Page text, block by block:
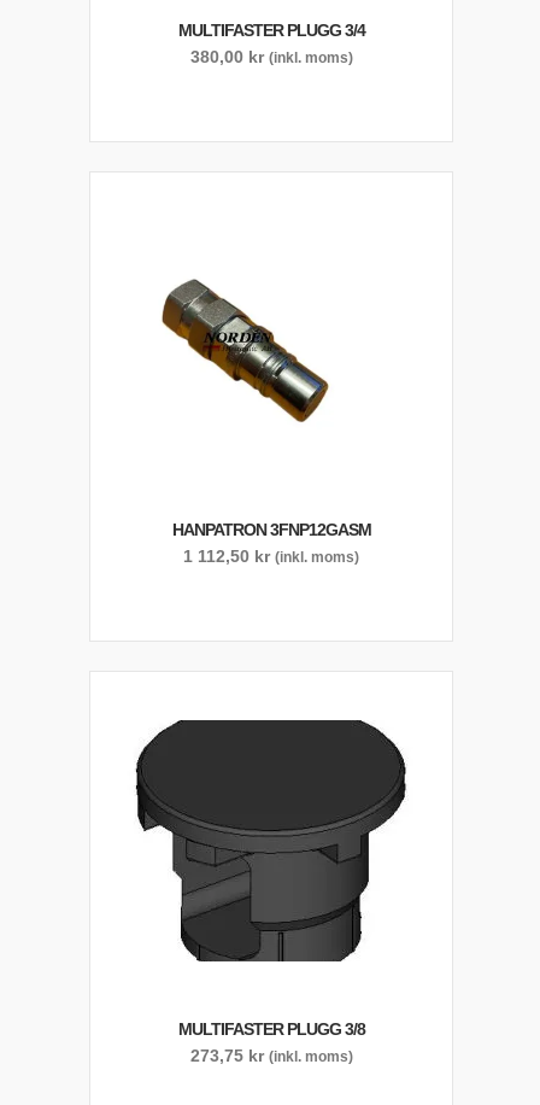
MULTIFASTER PLUGG 3/4
380,00 kr (inkl. moms)
HANPATRON 3FNP12GASM
1 112,50 kr (inkl. moms)
MULTIFASTER PLUGG 3/8
273,75 kr (inkl. moms)